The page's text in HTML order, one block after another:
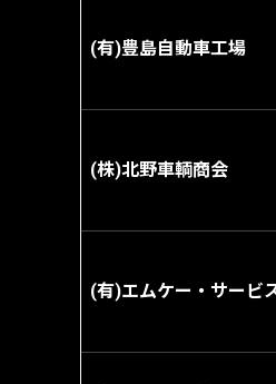
(有)豊島自動車工場
(株)北野車輌商会
(有)エムケー・サービ